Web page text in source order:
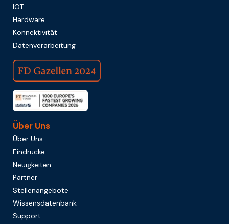
IOT
Hardware
Konnektivität
Datenverarbeitung
Über Uns
Über Uns
Eindrücke
Neuigkeiten
Partner
Stellenangebote
Wissensdatenbank
Support